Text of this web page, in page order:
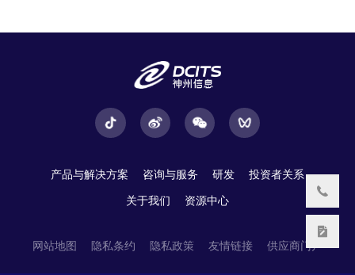
产品与解决方案 咨询与服务 研发 投资者关系
关于我们 资源中心
网站地图 隐私条约 隐私政策 友情链接 供应商门户